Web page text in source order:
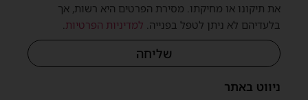
ניווט באתר
את תיקונו או מחיקתו. מסירת הפרטים היא רשות, אך
בלעדיהם לא ניתן לטפל בפנייה. למדיניות הפרטיות.
שליחה